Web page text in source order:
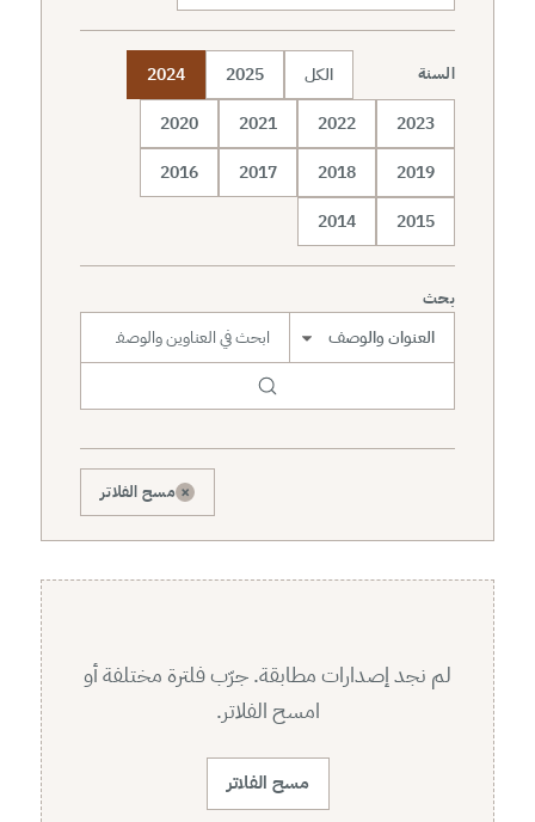
السنة الكل 2025
2024
2023
2022
2021
2020
2019
2018
2017
2016
2015
2014
بحث
× مسح الفلاتر
لم نجد إصدارات مطابقة. جرّب فلترة مختلفة أو
امسح الفلاتر.
مسح الفلاتر